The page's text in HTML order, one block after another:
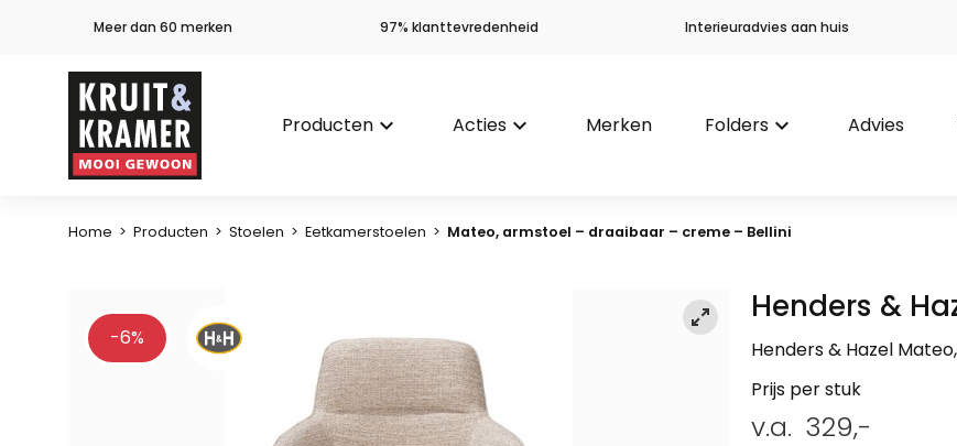
Meer dan 60 merken 97% klanttevredenheid Interieuradvies aan huis
Producten keyboard_arrow_down Acties keyboard_arrow_down Merken Folders keyboard_arrow_down Advies
Home > Producten > Stoelen > Eetkamerstoelen > Mateo, armstoel – draaibaar – creme – Bellini
-6%
Henders &
Henders & Hazel
Prijs per stuk
v.a. 329,-